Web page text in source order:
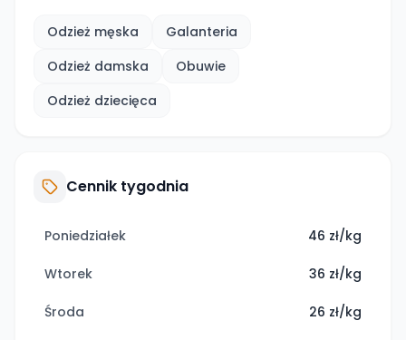
Odzież męska
Galanteria
Odzież damska
Obuwie
Odzież dziecięca
Cennik tygodnia
Poniedziałek 46 zł/kg
Wtorek 36 zł/kg
Środa 26 zł/kg